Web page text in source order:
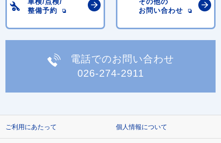
整備予約
お問い合わせ
電話でのお問い合わせ
026-274-2911
ご利用にあたって 個人情報について